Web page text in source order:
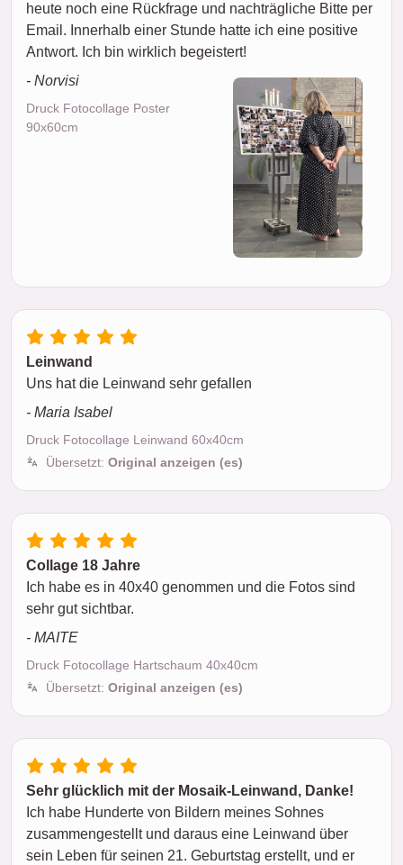
heute noch eine Rückfrage und nachträgliche Bitte per
Email. Innerhalb einer Stunde hatte ich eine positive
Antwort. Ich bin wirklich begeistert!
- Norvisi
Druck Fotocollage Poster
90x60cm
Leinwand
Uns hat die Leinwand sehr gefallen
- Maria Isabel
Druck Fotocollage Leinwand 60x40cm
Übersetzt: Original anzeigen (es)
Collage 18 Jahre
Ich habe es in 40x40 genommen und die Fotos sind
sehr gut sichtbar.
- MAITE
Druck Fotocollage Hartschaum 40x40cm
Übersetzt: Original anzeigen (es)
Sehr glücklich mit der Mosaik-Leinwand, Danke!
Ich habe Hunderte von Bildern meines Sohnes
zusammengestellt und daraus eine Leinwand über
sein Leben für seinen 21. Geburtstag erstellt, und er